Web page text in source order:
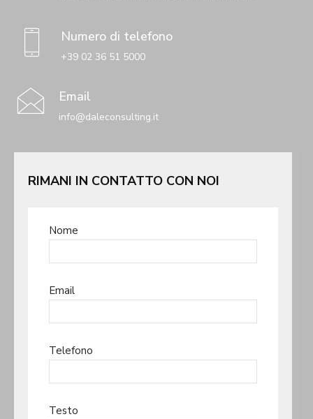
Numero di telefono
+39 02 36 51 5000
Email
info@daleconsulting.it
RIMANI IN CONTATTO CON NOI
Nome
Email
Telefono
Testo